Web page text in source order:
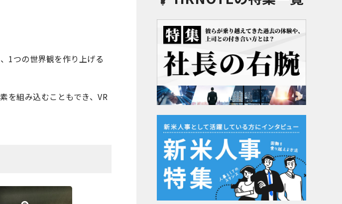
1つの世界観を作り上げる
を組み込むこともでき、VR